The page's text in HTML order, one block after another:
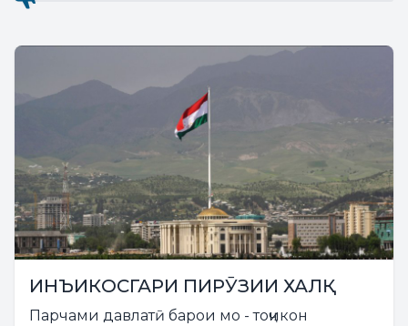
ИНЪИКОСГАРИ ПИРӮЗИИ ХАЛҚ
Парчами давлатӣ барои мо - тоҷикон